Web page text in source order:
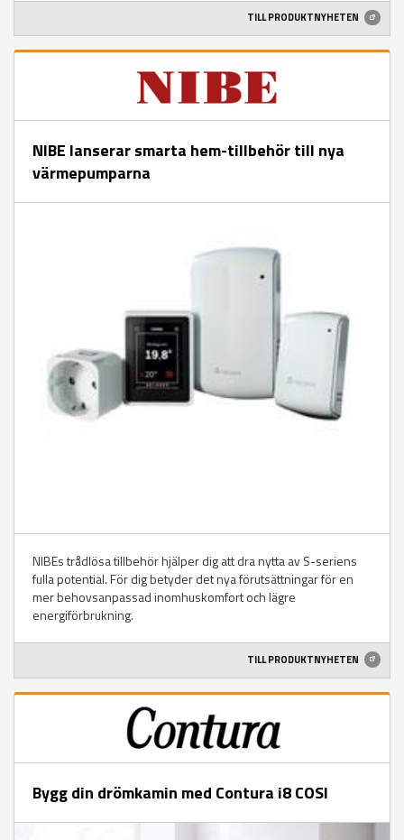
TILL PRODUKTNYHETEN
NIBE lanserar smarta hem-tillbehör till nya
värmepumparna
NIBEs trådlösa tillbehör hjälper dig att dra nytta av S-seriens
fulla potential. För dig betyder det nya förutsättningar för en
mer behovsanpassad inomhuskomfort och lägre
energiförbrukning.
TILL PRODUKTNYHETEN
Bygg din drömkamin med Contura i8 COSI